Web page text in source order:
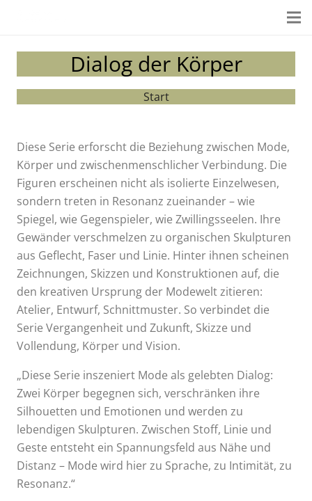
Dialog der Körper
Start
Diese Serie erforscht die Beziehung zwischen Mode,
Körper und zwischenmenschlicher Verbindung. Die
Figuren erscheinen nicht als isolierte Einzelwesen,
sondern treten in Resonanz zueinander – wie
Spiegel, wie Gegenspieler, wie Zwillingsseelen. Ihre
Gewänder verschmelzen zu organischen Skulpturen
aus Geflecht, Faser und Linie. Hinter ihnen scheinen
Zeichnungen, Skizzen und Konstruktionen auf, die
den kreativen Ursprung der Modewelt zitieren:
Atelier, Entwurf, Schnittmuster. So verbindet die
Serie Vergangenheit und Zukunft, Skizze und
Vollendung, Körper und Vision.
„Diese Serie inszeniert Mode als gelebten Dialog:
Zwei Körper begegnen sich, verschränken ihre
Silhouetten und Emotionen und werden zu
lebendigen Skulpturen. Zwischen Stoff, Linie und
Geste entsteht ein Spannungsfeld aus Nähe und
Distanz – Mode wird hier zu Sprache, zu Intimität, zu
Resonanz.“